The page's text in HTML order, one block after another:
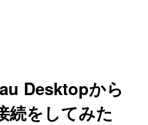
Desktopから
続をしてみた